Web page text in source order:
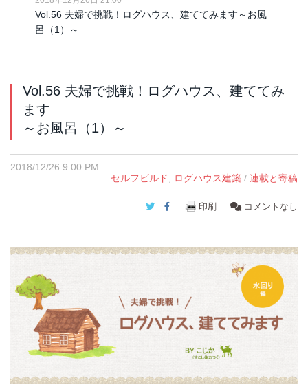
Vol.56 夫婦で挑戦！ログハウス、建ててみます～お風
呂（1）～
Vol.56 夫婦で挑戦！ログハウス、建ててみ
ます
～お風呂（1）～
2018/12/26 9:00 PM
セルフビルド
ログハウス建築 / 連載と寄稿
Twitter
Facebook
印刷 コメントなし